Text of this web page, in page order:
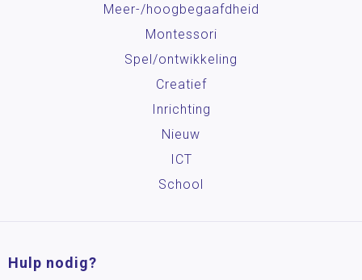
Meer-/hoog­begaafdheid
Montessori
Spel/ontwikkeling
Creatief
Inrichting
Nieuw
ICT
School
Hulp nodig?